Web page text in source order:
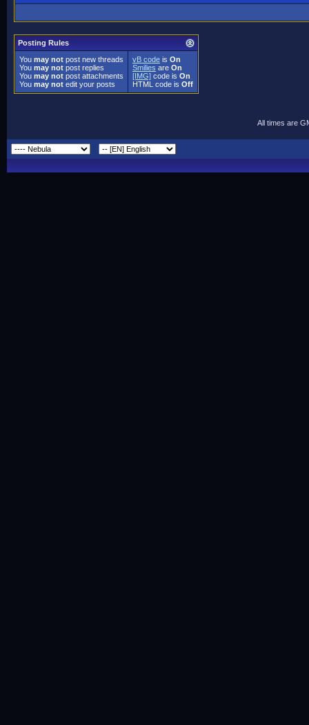
Posting Rules
You may not post new threads
You may not post replies
You may not post attachments
You may not edit your posts
vB code is On
Smilies are On
[IMG] code is On
HTML code is Off
All times are